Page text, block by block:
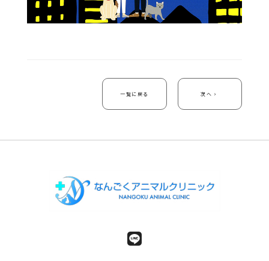
一覧に戻る 次へ